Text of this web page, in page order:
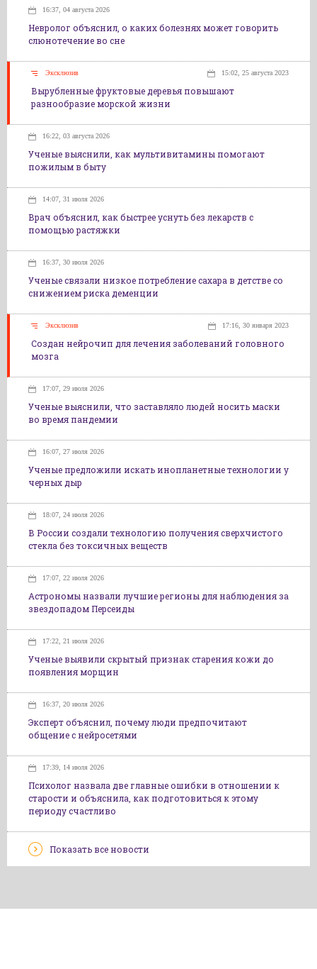
16:37, 04 августа 2026
Невролог объяснил, о каких болезнях может говорить
слюнотечение во сне
Эксклюзив 15:02, 25 августа 2023
Вырубленные фруктовые деревья повышают
разнообразие морской жизни
16:22, 03 августа 2026
Ученые выяснили, как мультивитамины помогают
пожилым в быту
14:07, 31 июля 2026
Врач объяснил, как быстрее уснуть без лекарств с
помощью растяжки
16:37, 30 июля 2026
Ученые связали низкое потребление сахара в детстве со
снижением риска деменции
Эксклюзив 17:16, 30 января 2023
Создан нейрочип для лечения заболеваний головного
мозга
17:07, 29 июля 2026
Ученые выяснили, что заставляло людей носить маски
во время пандемии
16:07, 27 июля 2026
Ученые предложили искать инопланетные технологии у
черных дыр
18:07, 24 июля 2026
В России создали технологию получения сверхчистого
стекла без токсичных веществ
17:07, 22 июля 2026
Астрономы назвали лучшие регионы для наблюдения за
звездопадом Персеиды
17:22, 21 июля 2026
Ученые выявили скрытый признак старения кожи до
появления морщин
16:37, 20 июля 2026
Эксперт объяснил, почему люди предпочитают
общение с нейросетями
17:39, 14 июля 2026
Психолог назвала две главные ошибки в отношении к
старости и объяснила, как подготовиться к этому
периоду счастливо
Показать все новости